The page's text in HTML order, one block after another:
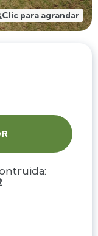
Clic para agrandar